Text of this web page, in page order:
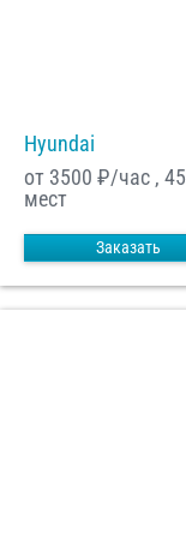
Hyundai
от 3500 ₽/час , 45
мест
Заказать